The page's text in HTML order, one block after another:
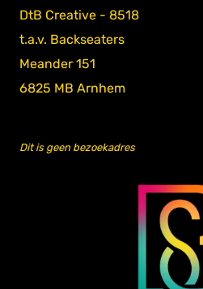
DtB Creative - 8518
t.a.v. Backseaters
Meander 151
6825 MB Arnhem
Dit is geen bezoekadres